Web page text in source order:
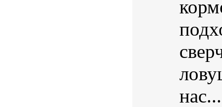
нас...